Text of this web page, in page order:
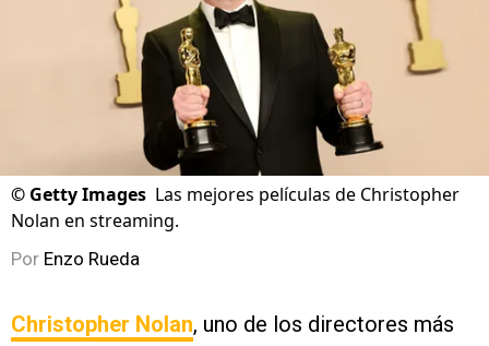
© Getty Images Las mejores películas de Christopher
Nolan en streaming.
Por Enzo Rueda
Christopher Nolan, uno de los directores más